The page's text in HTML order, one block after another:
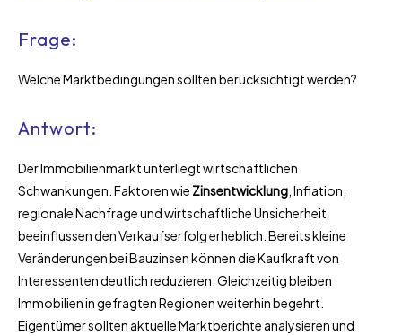
Frage:
Welche Marktbedingungen sollten berücksichtigt werden?
Antwort:
Der Immobilienmarkt unterliegt wirtschaftlichen
Schwankungen. Faktoren wie Zinsentwicklung , Inflation,
regionale Nachfrage und wirtschaftliche Unsicherheit
beeinflussen den Verkaufserfolg erheblich. Bereits kleine
Veränderungen bei Bauzinsen können die Kaufkraft von
Interessenten deutlich reduzieren. Gleichzeitig bleiben
Immobilien in gefragten Regionen weiterhin begehrt.
Eigentümer sollten aktuelle Marktberichte analysieren und